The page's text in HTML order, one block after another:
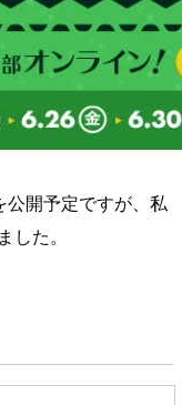
公開予定ですが、私
た。